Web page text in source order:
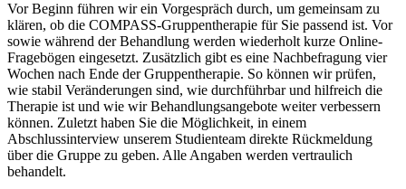
Vor Beginn führen wir ein Vorgespräch durch, um gemeinsam zu
klären, ob die COMPASS-Gruppentherapie für Sie passend ist. Vor
sowie während der Behandlung werden wiederholt kurze Online-
Fragebögen eingesetzt. Zusätzlich gibt es eine Nachbefragung vier
Wochen nach Ende der Gruppentherapie. So können wir prüfen,
wie stabil Veränderungen sind, wie durchführbar und hilfreich die
Therapie ist und wie wir Behandlungsangebote weiter verbessern
können. Zuletzt haben Sie die Möglichkeit, in einem
Abschlussinterview unserem Studienteam direkte Rückmeldung
über die Gruppe zu geben. Alle Angaben werden vertraulich
behandelt.